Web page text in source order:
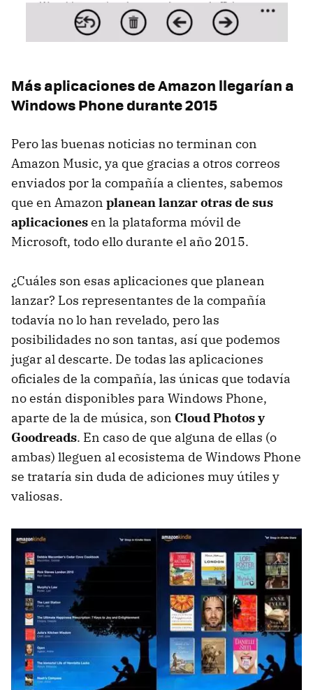
Más aplicaciones de Amazon llegarían a
Windows Phone durante 2015
Pero las buenas noticias no terminan con
Amazon Music, ya que gracias a otros correos
enviados por la compañía a clientes, sabemos
que en Amazon planean lanzar otras de sus
aplicacionesen la plataforma móvil de
Microsoft, todo ello durante el año 2015.
¿Cuáles son esas aplicaciones que planean
lanzar? Los representantes de la compañía
todavía no lo han revelado, pero las
posibilidades no son tantas, así que podemos
jugar al descarte. De todas las aplicaciones
oficiales de la compañía, las únicas que todavía
no están disponibles para Windows Phone,
aparte de la de música, son Cloud Photos y
Goodreads. En caso de que alguna de ellas (o
ambas) lleguen al ecosistema de Windows Phone
se trataría sin duda de adiciones muy útiles y
valiosas.